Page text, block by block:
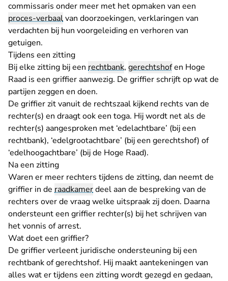
commissaris onder meer met het opmaken van een
proces-verbaalvan doorzoekingen, verklaringen van
verdachten bij hun voorgeleiding en verhoren van
getuigen.
Tijdens een zitting
Bij elke zitting bij een rechtbank, gerechtshofen Hoge
Raad is een griffier aanwezig. De griffier schrijft op wat de
partijen zeggen en doen.
De griffier zit vanuit de rechtszaal kijkend rechts van de
rechter(s) en draagt ook een toga. Hij wordt net als de
rechter(s) aangesproken met ‘edelachtbare’ (bij een
rechtbank), ‘edelgrootachtbare’ (bij een gerechtshof) of
‘edelhoogachtbare’ (bij de Hoge Raad).
Na een zitting
Waren er meer rechters tijdens de zitting, dan neemt de
griffier in de raadkamerdeel aan de bespreking van de
rechters over de vraag welke uitspraak zij doen. Daarna
ondersteunt een griffier rechter(s) bij het schrijven van
het vonnis of arrest.
Wat doet een griffier?
De griffier verleent juridische ondersteuning bij een
rechtbank of gerechtshof. Hij maakt aantekeningen van
alles wat er tijdens een zitting wordt gezegd en gedaan,